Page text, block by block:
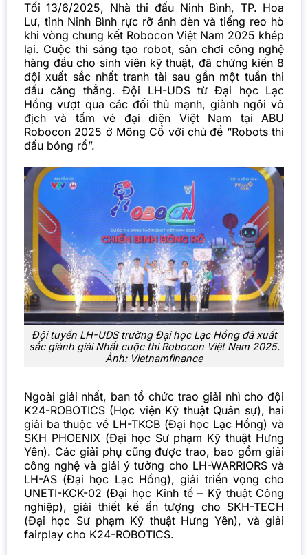
Tối 13/6/2025, Nhà thi đấu Ninh Bình, TP. Hoa
Lư, tỉnh Ninh Bình rực rỡ ánh đèn và tiếng reo hò
khi vòng chung kết Robocon Việt Nam 2025 khép
lại. Cuộc thi sáng tạo robot, sân chơi công nghệ
hàng đầu cho sinh viên kỹ thuật, đã chứng kiến 8
đội xuất sắc nhất tranh tài sau gần một tuần thi
đấu căng thẳng. Đội LH-UDS từ Đại học Lạc
Hồng vượt qua các đối thủ mạnh, giành ngôi vô
địch và tấm vé đại diện Việt Nam tại ABU
Robocon 2025 ở Mông Cổ với chủ đề “Robots thi
đấu bóng rổ”.
Đội tuyển LH-UDS trường Đại học Lạc Hồng đã xuất
sắc giành giải Nhất cuộc thi Robocon Việt Nam 2025.
Ảnh: Vietnamfinance
Ngoài giải nhất, ban tổ chức trao giải nhì cho đội
K24-ROBOTICS (Học viện Kỹ thuật Quân sự), hai
giải ba thuộc về LH-TKCB (Đại học Lạc Hồng) và
SKH PHOENIX (Đại học Sư phạm Kỹ thuật Hưng
Yên). Các giải phụ cũng được trao, bao gồm giải
công nghệ và giải ý tưởng cho LH-WARRIORS và
LH-AS (Đại học Lạc Hồng), giải triển vọng cho
UNETI-KCK-02 (Đại học Kinh tế – Kỹ thuật Công
nghiệp), giải thiết kế ấn tượng cho SKH-TECH
(Đại học Sư phạm Kỹ thuật Hưng Yên), và giải
fairplay cho K24-ROBOTICS.